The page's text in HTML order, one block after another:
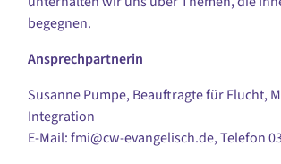
begegnen.
Ansprechpartnerin
Susanne Pumpe, Beauftragte für Flucht,
Integration
E-Mail: fmi@cw-evangelisch.de, Telefon